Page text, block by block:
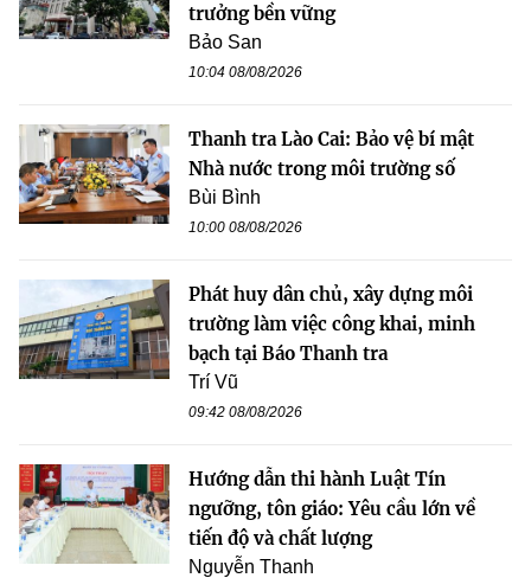
trưởng bền vững
Bảo San
10:04 08/08/2026
Thanh tra Lào Cai: Bảo vệ bí mật
Nhà nước trong môi trường số
Bùi Bình
10:00 08/08/2026
Phát huy dân chủ, xây dựng môi
trường làm việc công khai, minh
bạch tại Báo Thanh tra
Trí Vũ
09:42 08/08/2026
Hướng dẫn thi hành Luật Tín
ngưỡng, tôn giáo: Yêu cầu lớn về
tiến độ và chất lượng
Nguyễn Thanh